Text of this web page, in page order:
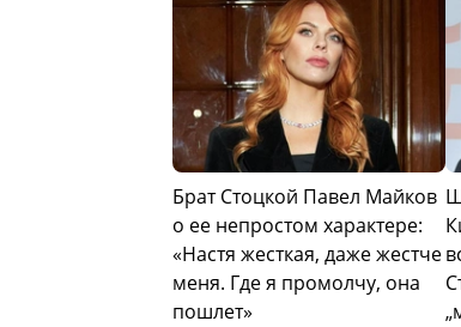
Брат Стоцкой Павел Майков
о ее непростом характере:
«Настя жесткая, даже жестче
меня. Где я промолчу, она
пошлет»